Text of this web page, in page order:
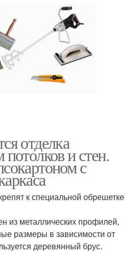
отделка
и стен.
с
к специальной обрешетке
из металлических профилей,
размеры в зависимости от
деревянный брус.